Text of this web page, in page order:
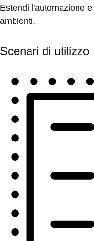
Estendi l'automazione
ambienti.
Scenari di utilizzo